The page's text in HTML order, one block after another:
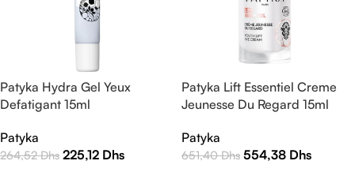
Patyka Hydra Gel Yeux
Defatigant 15ml
Patyka
264,52Dhs 225,12 Dhs
Patyka Lift Essentiel Creme
Jeunesse Du Regard 15ml
Patyka
651,40Dhs 554,38 Dhs